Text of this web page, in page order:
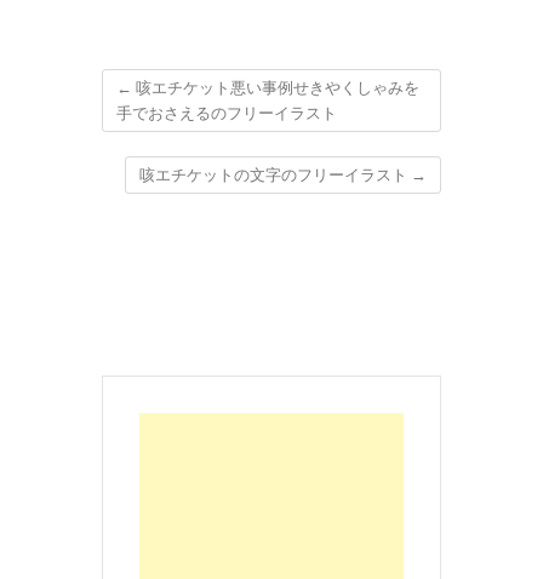
← 咳エチケット悪い事例せきやくしゃみを
手でおさえるのフリーイラスト
咳エチケットの文字のフリーイラスト →